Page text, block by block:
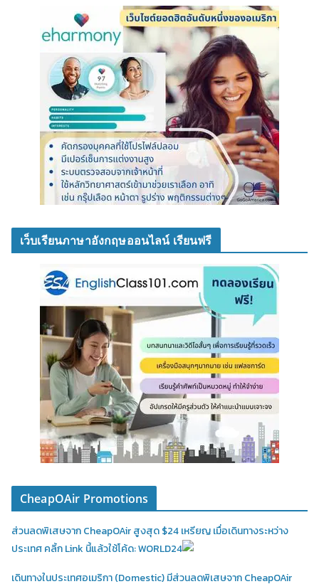
เว็บเรียนภาษาอังกฤษออนไลน์ เรียนฟรี
CheapOAir Promotions
ส่วนลดพิเสษจาก CheapOAir สูงสุด $24 เหรียญ เมื่อเดินทางระหว่าง
ประเทศ คลิ้ก Link นี้แล้วใช้โค้ด: WORLD24
เดินทางในประเทศอเมริกา (Domestic)มีส่วนลดพิเสษจาก CheapOAir